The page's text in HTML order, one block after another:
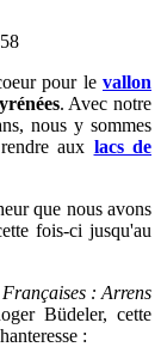
pour le vallon
. Avec notre
nous y sommes
aux lacs de
que nous avons
fois-ci jusqu'au
: Arrens
Büdeler, cette
: